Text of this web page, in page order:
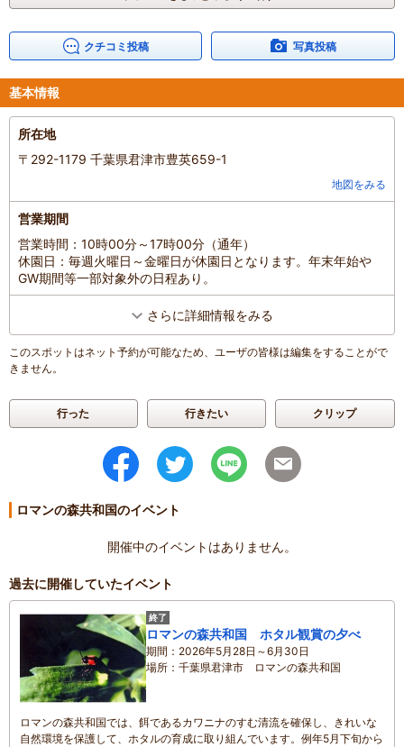
BBQとは別に脂の乗った秋刀魚の塩焼き、柔らかいイカ焼き、具材
イス乗せ、ポテトに唐揚げ、サラダは食べ放題！！全て手作りで美
味しくて感動しました。スタッフの方は皆優しくて田舎の祖父母の
家に遊びにきたような温かいおもてなしです。
キャンプファイヤーと花火をした後、白岩壁を眺める露天風呂、ホ
テル内の女湯の檜の露天風呂、娘と貸し切りで楽しめました。
翌日は10時からロマンの森のアトラクションを全制覇！SL電車では
親子3人で写真撮影して貰いました。スワンボートに乗ると餌を求
めてとてつもない数の鯉が寄ってきて親子で大興奮。パターゴル
クだけは5歳娘には難しく断念。
ビンゴ大会と縁日でお目当ての景品をgetした娘はご機嫌でした。ビ
ンゴ景品の海苔佃煮も絶品でなにこれ美味しすぎる！？のお味でし
た。お昼に食べたフードコートのピザも薪の窯で焼いてあり美味し
かった。
帰りに白岩壁の露天風呂で汗を流して帰りました。
設備は古いですが、スタッフのおもてなしと食事は本当に最高で
す。小学校低学年くらいまでの子供連れにはお薦めだと思います。
また伺います。
：3時間以上
家族の内訳：お子様、配偶者、
2023年10月7日
クチコミ投稿 写真投稿
基本情報
所在地
〒292-1179 千葉県君津市豊英659-1
地図をみる
営業期間
営業時間：10時00分～17時00分（通年）
休園日：毎週火曜日～金曜日が休園日となります。年末年始や
GW期間等一部対象外の日程あり。
さらに詳細情報をみる
このスポットはネット予約が可能なため、ユーザの皆様は編集をすることがで
きません。
行った 行きたい クリップ
ロマンの森共和国のイベント
開催中のイベントはありません。
過去に開催していたイベント
終了
ロマンの森共和国 ホタル観賞の夕べ
期間
2026年5月28日～6月30日
場所
千葉県君津市 ロマンの森共和国
ロマンの森共和国では、餌であるカワニナのすむ清流を確保し、きれいな
自然環境を保護して、ホタルの育成に取り組んでいます。例年5月下旬から